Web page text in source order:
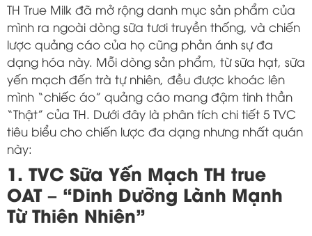
TH True Milk đã mở rộng danh mục sản phẩm của
mình ra ngoài dòng sữa tươi truyền thống, và chiến
lược quảng cáo của họ cũng phản ánh sự đa
dạng hóa này. Mỗi dòng sản phẩm, từ sữa hạt, sữa
yến mạch đến trà tự nhiên, đều được khoác lên
mình “chiếc áo” quảng cáo mang đậm tinh thần
“Thật” của TH. Dưới đây là phân tích chi tiết 5 TVC
tiêu biểu cho chiến lược đa dạng nhưng nhất quán
này:
1. TVC Sữa Yến Mạch TH true
OAT – “Dinh Dưỡng Lành Mạnh
Từ Thiên Nhiên”